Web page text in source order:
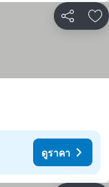
แชร์ เ
ดูราคา